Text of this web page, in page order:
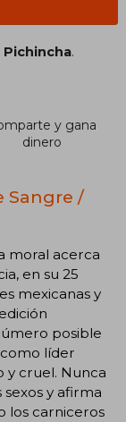
Pichincha.
y gana
dinero
Sangre /
moral acerca
en su 25
mexicanas y
posible
como líder
y cruel. Nunca
y afirma
los carniceros